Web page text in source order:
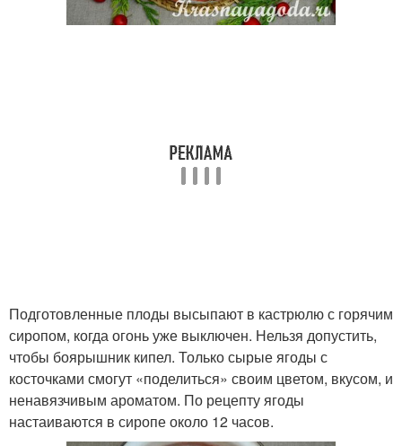
Подготовленные плоды высыпают в кастрюлю с горячим
сиропом, когда огонь уже выключен. Нельзя допустить,
чтобы боярышник кипел. Только сырые ягоды с
косточками смогут «поделиться» своим цветом, вкусом, и
ненавязчивым ароматом. По рецепту ягоды
настаиваются в сиропе около 12 часов.